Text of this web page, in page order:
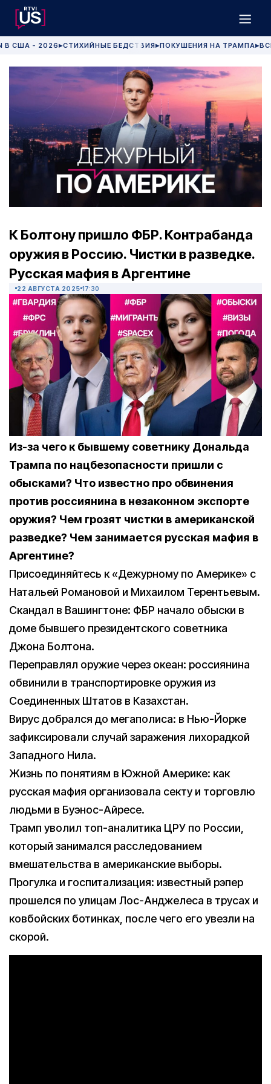
В США - 2026 ▶СТИХИЙНЫЕ БЕДСТВИЯ▶ПОКУШЕНИЯ НА ТРАМПА▶
К Болтону пришло ФБР. Контрабанда
оружия в Россию. Чистки в разведке.
Русская мафия в Аргентине
22 АВГУСТА 2025 17:30
Из-за чего к бывшему советнику Дональда
Трампа по нацбезопасности пришли с
обысками? Что известно про обвинения
против россиянина в незаконном экспорте
оружия? Чем грозят чистки в американской
разведке? Чем занимается русская мафия в
Аргентине?
Присоединяйтесь к «Дежурному по Америке» с
Натальей Романовой и Михаилом Терентьевым.
Скандал в Вашингтоне: ФБР начало обыски в
доме бывшего президентского советника
Джона Болтона.
Переправлял оружие через океан: россиянина
обвинили в транспортировке оружия из
Соединенных Штатов в Казахстан.
Вирус добрался до мегаполиса: в Нью-Йорке
зафиксировали случай заражения лихорадкой
Западного Нила.
Жизнь по понятиям в Южной Америке: как
русская мафия организовала секту и торговлю
людьми в Буэнос-Айресе.
Трамп уволил топ-аналитика ЦРУ по России,
который занимался расследованием
вмешательства в американские выборы.
Прогулка и госпитализация: известный рэпер
прошелся по улицам Лос-Анджелеса в трусах и
ковбойских ботинках, после чего его увезли на
скорой.